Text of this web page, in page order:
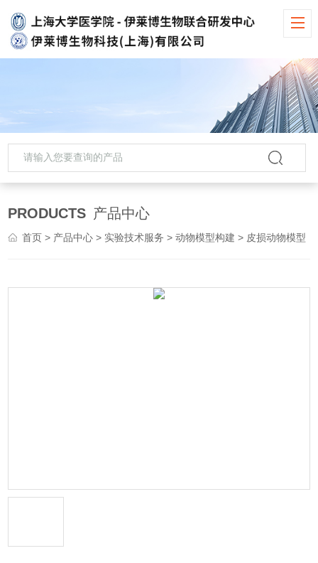
PRODUCTS 产品中心
首页 > 产品中心 > 实验技术服务 >动物模型构建 > 皮损动物模型